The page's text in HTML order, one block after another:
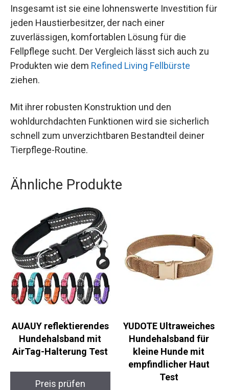
Insgesamt ist sie eine lohnenswerte Investition für
jeden Haustierbesitzer, der nach einer
zuverlässigen, komfortablen Lösung für die
Fellpflege sucht. Der Vergleich lässt sich auch zu
Produkten wie dem Refined Living Fellbürste
ziehen.
Mit ihrer robusten Konstruktion und den
wohldurchdachten Funktionen wird sie sicherlich
schnell zum unverzichtbaren Bestandteil deiner
Tierpflege-Routine.
Ähnliche Produkte
AUAUY reflektierendes
Hundehalsband mit
AirTag-Halterung Test
Preis prüfen
YUDOTE Ultraweiches
Hundehalsband für
kleine Hunde mit
empfindlicher Haut
Test